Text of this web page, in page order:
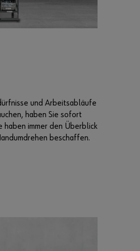
und Arbeitsabläufe
haben Sie sofort
immer den Überblick
beschaffen.